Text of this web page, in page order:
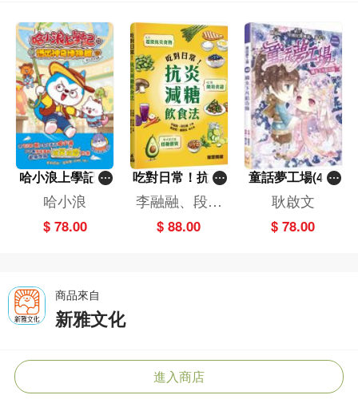
哈小浪上學記(1
3)——逃出神奇
博物館
哈小浪
$ 78.00
吃對日常！抗炎
減糖飲食法
李融融、段佳
麗,黃梨煜、顧
凱辰
$ 88.00
童話夢工場(40)
——織女下凡結
奇緣
耿啟文
$ 78.00
商品來自
新雅文化
進入商店